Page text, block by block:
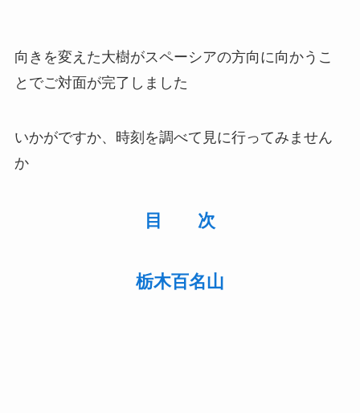
向きを変えた大樹がスペーシアの方向に向かうこ
とでご対面が完了しました
いかがですか、時刻を調べて見に行ってみません
か
目 次
栃木百名山